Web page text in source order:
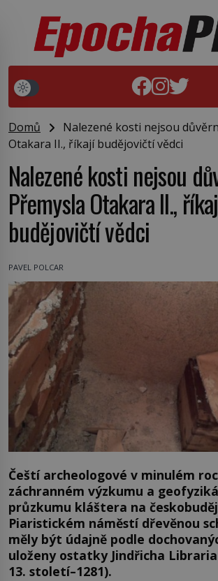
Domů
Nalezené kosti nejsou
Otakara II., říkají budějovičtí vědci
Nalezené kosti nejsou
Přemysla Otakara II.,
budějovičtí vědci
PAVEL POLCAR
Čeští archeologové v minulém
záchranném výzkumu a
průzkumu kláštera na
Piaristickém náměstí dřevěnou
měly být údajně podle
uloženy ostatky Jindřicha
13. století–1281).